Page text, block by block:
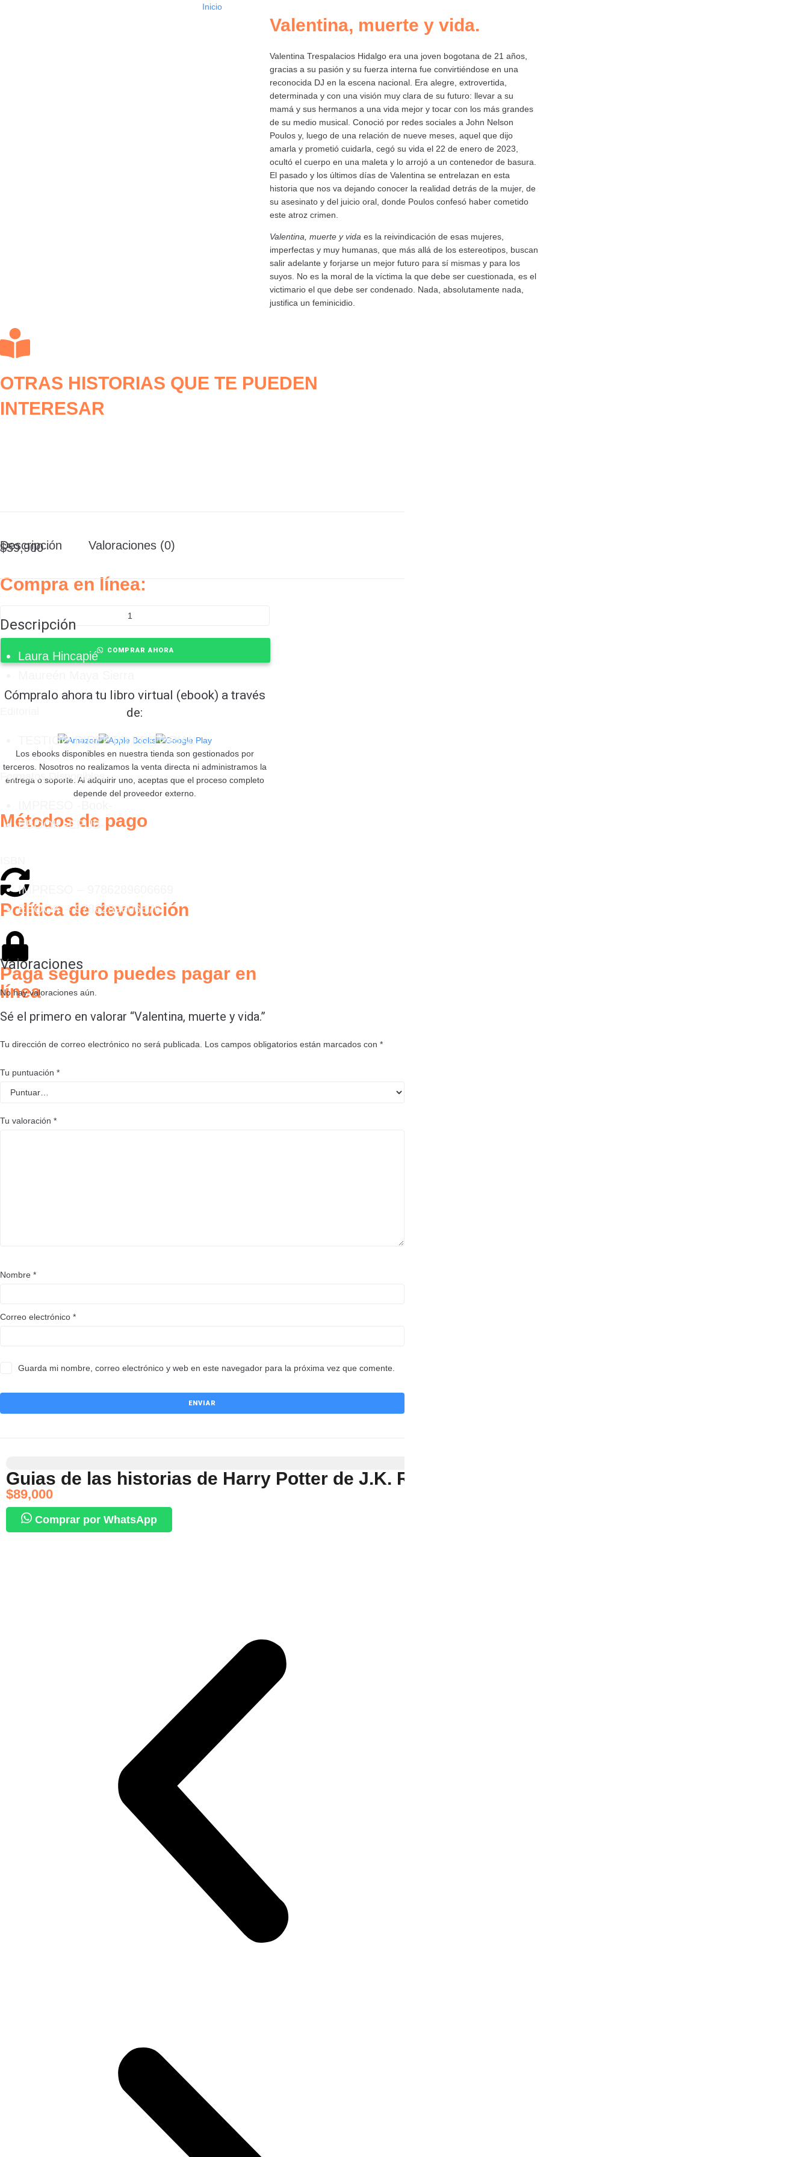
Inicio
Valentina, muerte y vida.
Valentina Trespalacios Hidalgo era una joven bogotana de 21 años,
gracias a su pasión y su fuerza interna fue convirtiéndose en una
reconocida DJ en la escena nacional. Era alegre, extrovertida,
determinada y con una visión muy clara de su futuro: llevar a su
mamá y sus hermanos a una vida mejor y tocar con los más grandes
de su medio musical. Conoció por redes sociales a John Nelson
Poulos y, luego de una relación de nueve meses, aquel que dijo
amarla y prometió cuidarla, cegó su vida el 22 de enero de 2023,
ocultó el cuerpo en una maleta y lo arrojó a un contenedor de basura.
El pasado y los últimos días de Valentina se entrelazan en esta
historia que nos va dejando conocer la realidad detrás de la mujer, de
su asesinato y del juicio oral, donde Poulos confesó haber cometido
este atroz crimen.
Valentina, muerte y vida es la reivindicación de esas mujeres,
imperfectas y muy humanas, que más allá de los estereotipos, buscan
salir adelante y forjarse un mejor futuro para sí mismas y para los
suyos. No es la moral de la víctima la que debe ser cuestionada, es el
victimario el que debe ser condenado. Nada, absolutamente nada,
justifica un feminicidio.
$59,900
Compra en línea:
COMPRAR AHORA
Cómpralo ahora tu libro virtual (ebook) a través
de:
Los ebooks disponibles en nuestra tienda son gestionados por
terceros. Nosotros no realizamos la venta directa ni administramos la
entrega o soporte. Al adquirir uno, aceptas que el proceso completo
depende del proveedor externo.
Métodos de pago
Política de devolución
Paga seguro puedes pagar en
línea
OTRAS HISTORIAS QUE TE PUEDEN
INTERESAR
Descripción Valoraciones (0)
Descripción
Laura Hincapié
TESTIGO DIRECTO EDITORIAL
Formatos Disponibles
EBOOK -EPUB-
IMPRESO – 9786289606669
EBOOK – 9786289606676
Valoraciones
No hay valoraciones aún.
Sé el primero en valorar “Valentina, muerte y vida.”
Tu dirección de correo electrónico no será publicada. Los campos obligatorios están marcados con *
Tu puntuación *
Tu valoración *
Nombre *
Correo electrónico *
Guarda mi nombre, correo electrónico y web en este navegador para la próxima vez que comente.
Guias de las historias de Harry Potter de J.K. ROWLING
$89,000
Comprar por WhatsApp